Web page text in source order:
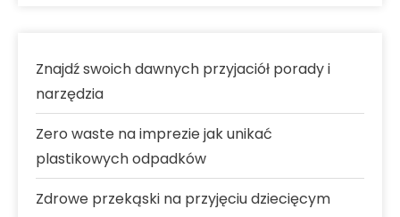
Znajdź swoich dawnych przyjaciół porady i
narzędzia
Zero waste na imprezie jak unikać
plastikowych odpadków
Zdrowe przekąski na przyjęciu dziecięcym